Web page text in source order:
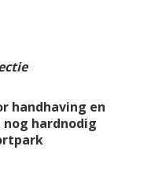
handhaving en
nog hardnodig